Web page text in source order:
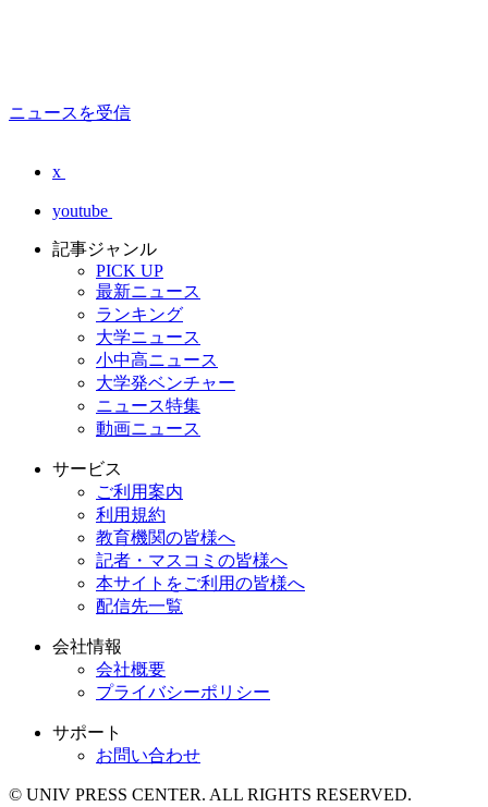
ニュースを受信
x
youtube
記事ジャンル
PICK UP
最新ニュース
ランキング
大学ニュース
小中高ニュース
大学発ベンチャー
ニュース特集
動画ニュース
サービス
ご利用案内
利用規約
教育機関の皆様へ
記者・マスコミの皆様へ
本サイトをご利用の皆様へ
配信先一覧
会社情報
会社概要
プライバシーポリシー
サポート
お問い合わせ
© UNIV PRESS CENTER. ALL RIGHTS RESERVED.